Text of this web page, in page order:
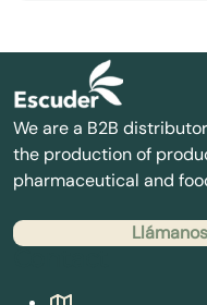
We are a B2B
the production of
pharmaceutical and